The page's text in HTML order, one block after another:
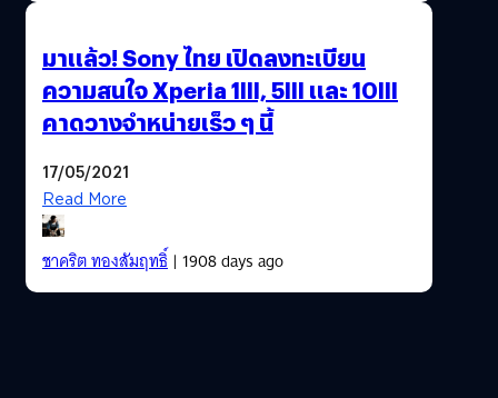
มาแล้ว! Sony ไทย เปิดลงทะเบียน
ความสนใจ Xperia 1III, 5III และ 10III
คาดวางจำหน่ายเร็ว ๆ นี้
17/05/2021
Read More
ชาคริต ทองสัมฤทธิ์| 1908 days ago